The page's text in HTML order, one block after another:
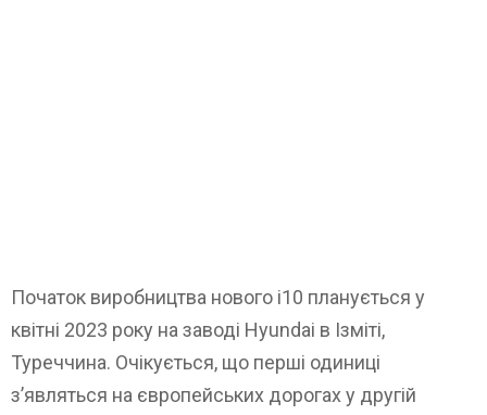
Початок виробництва нового i10 планується у
квітні 2023 року на заводі Hyundai в Ізміті,
Туреччина. Очікується, що перші одиниці
з’являться на європейських дорогах у другій